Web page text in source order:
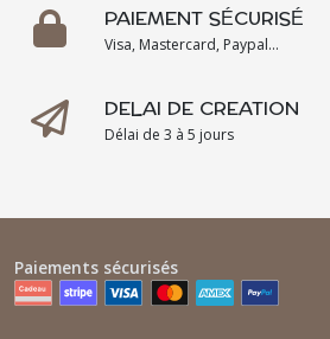
PAIEMENT SÉCURISÉ
Visa, Mastercard, Paypal...
DELAI DE CREATION
Délai de 3 à 5 jours
Paiements sécurisés